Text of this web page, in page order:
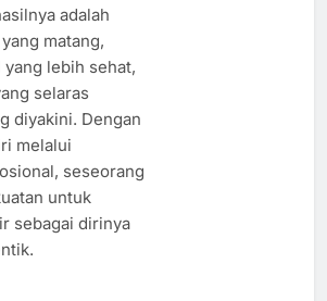
adalah
matang,
lebih sehat,
selaras
diyakini. Dengan
melalui
seseorang
untuk
sebagai dirinya